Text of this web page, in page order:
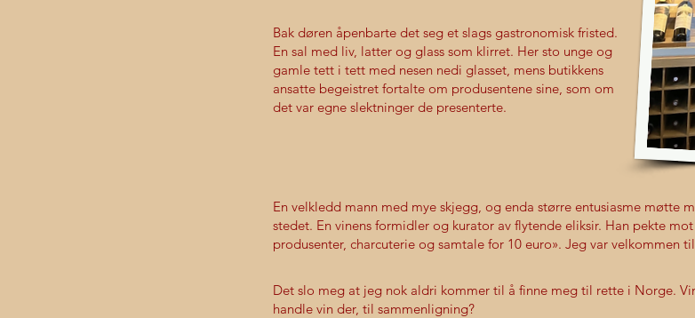
Bak døren åpenbarte det seg et slags gastronomisk fristed.
En sal med liv, latter og glass som klirret. Her sto unge og
gamle tett i tett med nesen nedi glasset, mens butikkens
ansatte begeistret fortalte om produsentene sine, som om
det var egne slektninger de presenterte.
En velkledd mann med mye skjegg, og enda større entusiasme møtte
stedet. En vinens formidler og kurator av flytende eliksir. Han pekte
produsenter, charcuterie og samtale for 10 euro». Jeg var velkommen
Det slo meg at jeg nok aldri kommer til å finne meg til rette i Norge.
handle vin der, til sammenligning?